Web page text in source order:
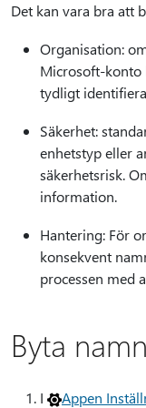
Det kan vara bra att
Organisation:
Microsoft-konto
tydligt
Säkerhet:
enhetstyp eller
säkerhetsrisk.
information.
Hantering: För
konsekvent
processen med
Byta
I Appen